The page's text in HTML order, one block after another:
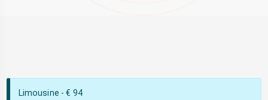
Limousine - € 94